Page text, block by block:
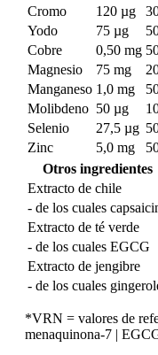
Cromo
120 µg
Yodo
75 µg
Cobre
0,50 mg
Magnesio
75 mg
Manganeso 1,0 mg
Molibdeno 50 µg
Selenio
27,5 µg
Zinc
5,0 mg
Otros ingredientes
Extracto de chile
- de los cuales
Extracto de té verde
- de los cuales EGCG
Extracto de jengibre
- de los cuales
*VRN = valores de
menaquinona-7 |